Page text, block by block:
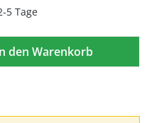
5 Tage
den
den Warenkorb